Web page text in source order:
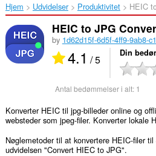
Hjem Udvidelser Produktivitet HEIC
HEIC to JPG
by 1d62d15f-6d5f-4ff9-9ab8-
4.1 / 5 Din
Antal bedømmelser i alt: 1
Konverter HEIC til jpg-billeder online og
websteder som jpeg-filer. Konverter lokale
Nøglemetoder til at konvertere HEIC-filer
udvidelsen "Convert HIEC to JPG".